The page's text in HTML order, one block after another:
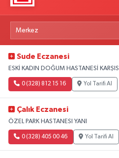
Sude Eczanesi
ESKİ KADIN DOĞUM HASTANESİ KARŞISI
0 (328) 812 15 16 Yol Tarifi Al
Çalık Eczanesi
ÖZEL PARK HASTANESI YANI
0 (328) 405 00 46 Yol Tarifi Al